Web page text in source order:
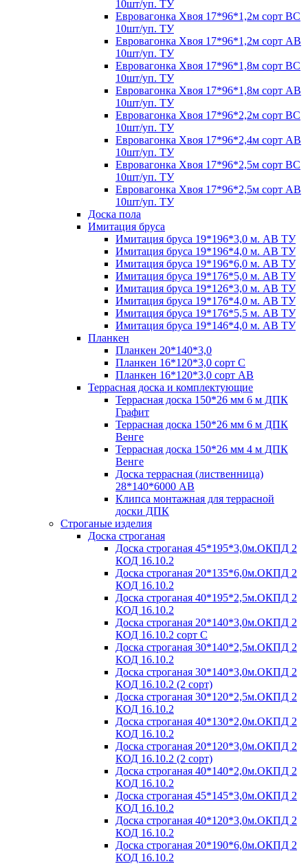
10шт/уп. ТУ
Евровагонка Хвоя 17*96*1,2м сорт ВС
10шт/уп. ТУ
Евровагонка Хвоя 17*96*1,2м сорт АВ
10шт/уп. ТУ
Евровагонка Хвоя 17*96*1,8м сорт ВС
10шт/уп. ТУ
Евровагонка Хвоя 17*96*1,8м сорт АВ
10шт/уп. ТУ
Евровагонка Хвоя 17*96*2,2м сорт ВС
10шт/уп. ТУ
Евровагонка Хвоя 17*96*2,4м сорт АВ
10шт/уп. ТУ
Евровагонка Хвоя 17*96*2,5м сорт ВС
10шт/уп. ТУ
Евровагонка Хвоя 17*96*2,5м сорт АВ
10шт/уп. ТУ
Доска пола
Имитация бруса
Имитация бруса 19*196*3,0 м. АВ ТУ
Имитация бруса 19*196*4,0 м. АВ ТУ
Имитация бруса 19*196*6,0 м. АВ ТУ
Имитация бруса 19*176*5,0 м. АВ ТУ
Имитация бруса 19*126*3,0 м. АВ ТУ
Имитация бруса 19*176*4,0 м. АВ ТУ
Имитация бруса 19*176*5,5 м. АВ ТУ
Имитация бруса 19*146*4,0 м. АВ ТУ
Планкен
Планкен 20*140*3,0
Планкен 16*120*3,0 сорт С
Планкен 16*120*3,0 сорт АВ
Террасная доска и комплектующие
Террасная доска 150*26 мм 6 м ДПК
Графит
Террасная доска 150*26 мм 6 м ДПК
Венге
Террасная доска 150*26 мм 4 м ДПК
Венге
Доска террасная (лиственница)
28*140*6000 АВ
Клипса монтажная для террасной
доски ДПК
Строганые изделия
Доска строганая
Доска строганая 45*195*3,0м.ОКПД 2
КОД 16.10.2
Доска строганая 20*135*6,0м.ОКПД 2
КОД 16.10.2
Доска строганая 40*195*2,5м.ОКПД 2
КОД 16.10.2
Доска строганая 20*140*3,0м.ОКПД 2
КОД 16.10.2 сорт С
Доска строганая 30*140*2,5м.ОКПД 2
КОД 16.10.2
Доска строганая 30*140*3,0м.ОКПД 2
КОД 16.10.2 (2 сорт)
Доска строганая 30*120*2,5м.ОКПД 2
КОД 16.10.2
Доска строганая 40*130*2,0м.ОКПД 2
КОД 16.10.2
Доска строганая 20*120*3,0м.ОКПД 2
КОД 16.10.2 (2 сорт)
Доска строганая 40*140*2,0м.ОКПД 2
КОД 16.10.2
Доска строганая 45*145*3,0м.ОКПД 2
КОД 16.10.2
Доска строганая 40*120*3,0м.ОКПД 2
КОД 16.10.2
Доска строганая 20*190*6,0м.ОКПД 2
КОД 16.10.2